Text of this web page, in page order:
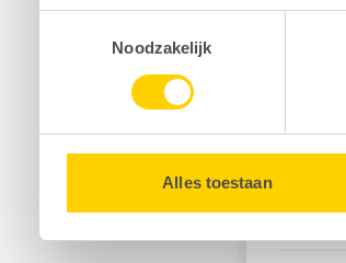
Door gebruik te maken van
uw surfgedrag binnen en buiten
U kunt uw toestemming op elk
Noodzakelijk
Alles toestaan
De